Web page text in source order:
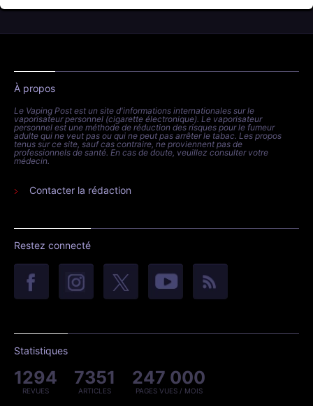
À propos
Le Vaping Post est un site d'informations internationales sur le
vaporisateur personnel (cigarette électronique). Le vaporisateur
personnel est une méthode de réduction des risques pour le fumeur
adulte qui ne veut pas ou qui ne peut pas arrêter le tabac. Les propos
tenus sur ce site, sauf cas contraire, ne proviennent pas de
professionnels de santé. En cas de doute, veuillez consulter votre
médecin.
Contacter la rédaction
Restez connecté
Statistiques
1294
REVUES
7351
ARTICLES
247 000
PAGES VUES / MOIS